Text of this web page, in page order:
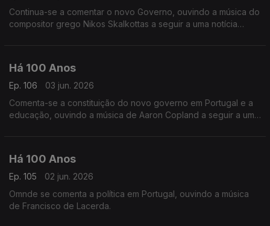
Continua-se a comentar o novo Governo, ouvindo a música do
compositor grego Nikos Skalkottas a seguir a uma notícia
Há 100 Anos
Ep. 106
03 jun. 2026
Comenta-se a constituição do novo governo em Portugal e a
educação, ouvindo a música de Aaron Copland a seguir a uma
Há 100 Anos
Ep. 105
02 jun. 2026
Omnde se comenta a política em Portugal, ouvindo a música
de Francisco de Lacerda.